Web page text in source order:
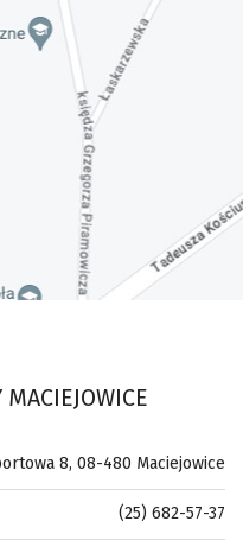
8, 08-480 Maciejowice
(25) 682-57-37